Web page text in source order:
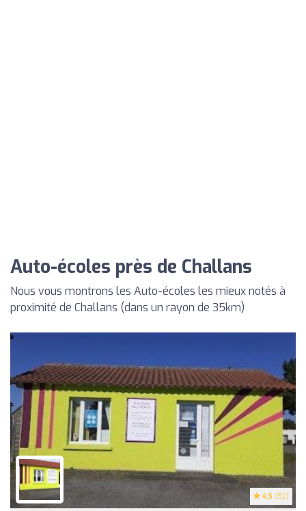
Auto-écoles près de Challans
Nous vous montrons les Auto-écoles les mieux notés à
proximité de Challans (dans un rayon de 35km)
4.5 (52)